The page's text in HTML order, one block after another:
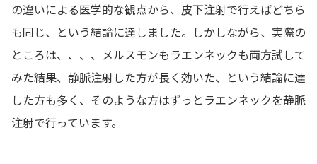
の違いによる医学的な観点から、皮下注射で行えばどちら
も同じ、という結論に達しました。しかしながら、実際の
ところは、、、、メルスモンもラエンネックも両方試して
みた結果、静脈注射した方が長く効いた、という結論に達
した方も多く、そのような方はずっとラエンネックを静脈
注射で行っています。